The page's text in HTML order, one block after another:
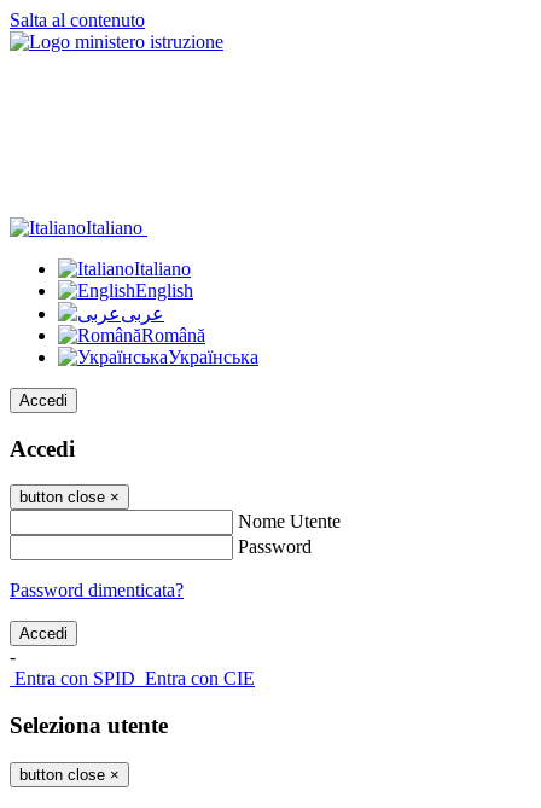
Salta al contenuto
Italiano
Italiano
English
عربى
Română
Українська
Accedi
Accedi
button close ×
Nome Utente
Password
Password dimenticata?
-
Entra con SPID Entra con CIE
Seleziona utente
button close ×